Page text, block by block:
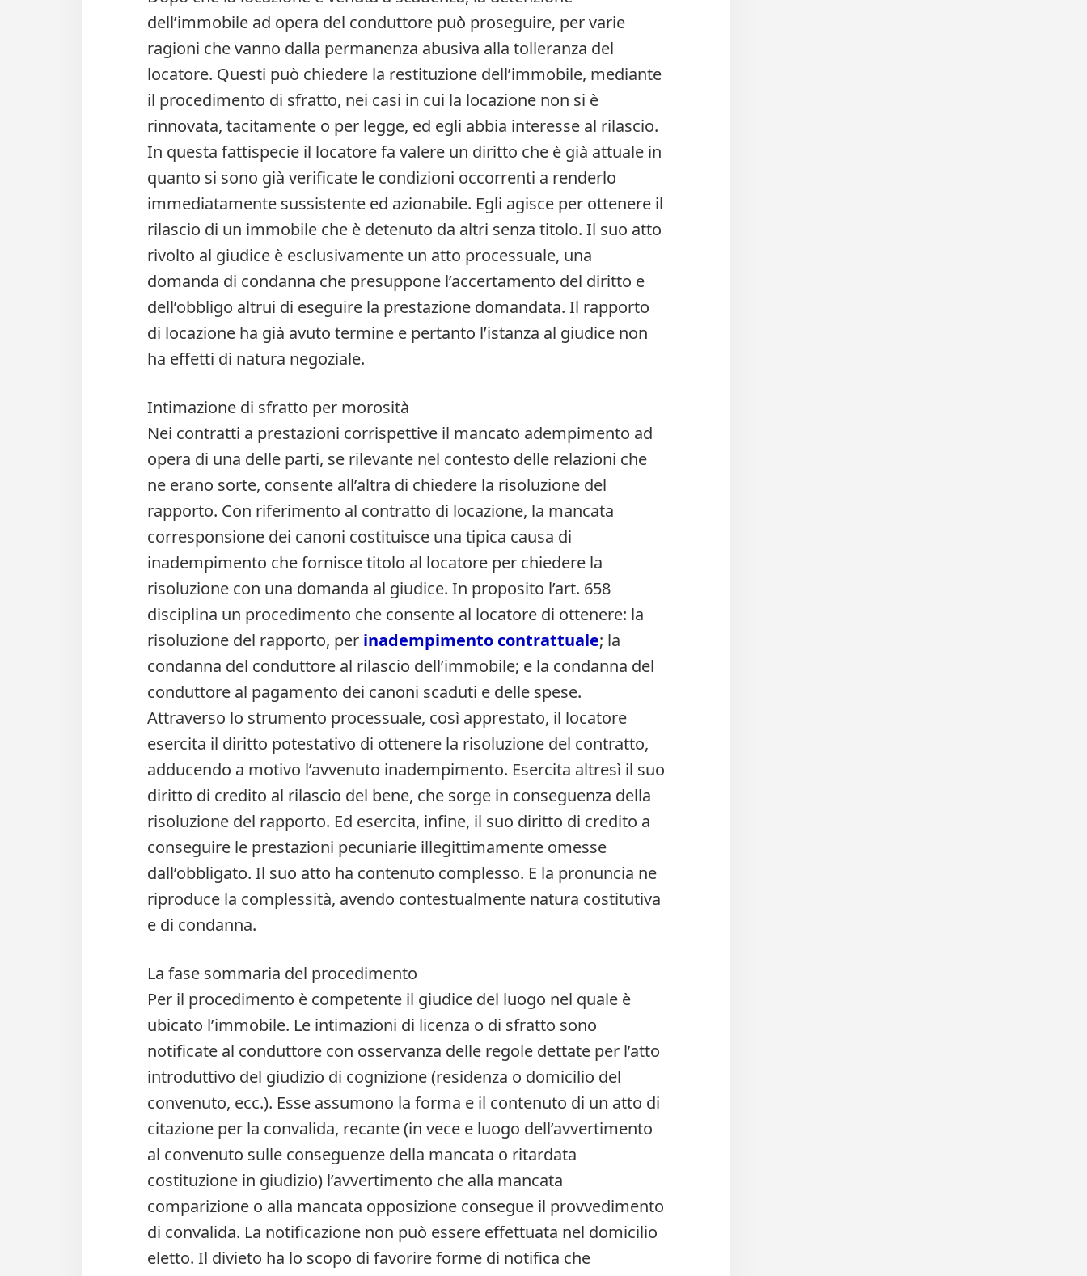
dell’immobile ad opera del conduttore può proseguire, per varie
ragioni che vanno dalla permanenza abusiva alla tolleranza del
locatore. Questi può chiedere la restituzione dell’immobile, mediante
il procedimento di sfratto, nei casi in cui la locazione non si è
rinnovata, tacitamente o per legge, ed egli abbia interesse al rilascio.
In questa fattispecie il locatore fa valere un diritto che è già attuale in
quanto si sono già verificate le condizioni occorrenti a renderlo
immediatamente sussistente ed azionabile. Egli agisce per ottenere il
rilascio di un immobile che è detenuto da altri senza titolo. Il suo atto
rivolto al giudice è esclusivamente un atto processuale, una
domanda di condanna che presuppone l’accertamento del diritto e
dell’obbligo altrui di eseguire la prestazione domandata. Il rapporto
di locazione ha già avuto termine e pertanto l’istanza al giudice non
ha effetti di natura negoziale.
Intimazione di sfratto per morosità
Nei contratti a prestazioni corrispettive il mancato adempimento ad
opera di una delle parti, se rilevante nel contesto delle relazioni che
ne erano sorte, consente all’altra di chiedere la risoluzione del
rapporto. Con riferimento al contratto di locazione, la mancata
corresponsione dei canoni costituisce una tipica causa di
inadempimento che fornisce titolo al locatore per chiedere la
risoluzione con una domanda al giudice. In proposito l’art. 658
disciplina un procedimento che consente al locatore di ottenere: la
risoluzione del rapporto, per inadempimento contrattuale; la
condanna del conduttore al rilascio dell’immobile; e la condanna del
conduttore al pagamento dei canoni scaduti e delle spese.
Attraverso lo strumento processuale, così apprestato, il locatore
esercita il diritto potestativo di ottenere la risoluzione del contratto,
adducendo a motivo l’avvenuto inadempimento. Esercita altresì il suo
diritto di credito al rilascio del bene, che sorge in conseguenza della
risoluzione del rapporto. Ed esercita, infine, il suo diritto di credito a
conseguire le prestazioni pecuniarie illegittimamente omesse
dall’obbligato. Il suo atto ha contenuto complesso. E la pronuncia ne
riproduce la complessità, avendo contestualmente natura costitutiva
e di condanna.
La fase sommaria del procedimento
Per il procedimento è competente il giudice del luogo nel quale è
ubicato l’immobile. Le intimazioni di licenza o di sfratto sono
notificate al conduttore con osservanza delle regole dettate per l’atto
introduttivo del giudizio di cognizione (residenza o domicilio del
convenuto, ecc.). Esse assumono la forma e il contenuto di un atto di
citazione per la convalida, recante (in vece e luogo dell’avvertimento
al convenuto sulle conseguenze della mancata o ritardata
costituzione in giudizio) l’avvertimento che alla mancata
comparizione o alla mancata opposizione consegue il provvedimento
di convalida. La notificazione non può essere effettuata nel domicilio
eletto. Il divieto ha lo scopo di favorire forme di notifica che